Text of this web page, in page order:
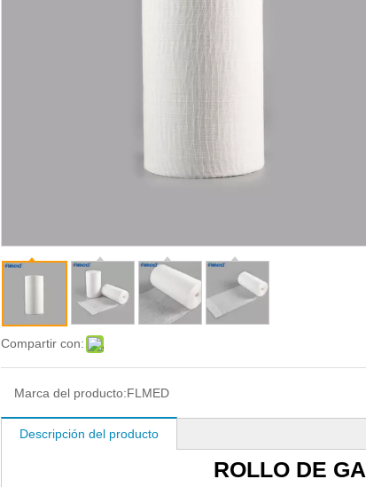
Compartir con:
Marca del producto:FLMED
Descripción del producto
ROLLO DE